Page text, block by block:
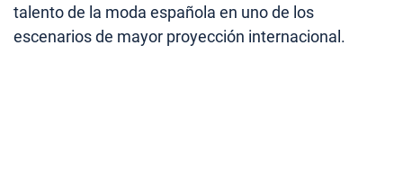
talento de la moda española en uno de los
escenarios de mayor proyección internacional.